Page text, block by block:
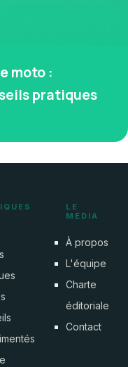
moto :
pratiques
LE
MÉDIA
À propos
L'équipe
Charte
éditoriale
Contact